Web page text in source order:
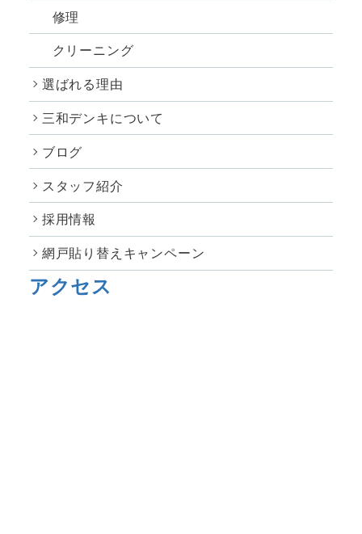
修理
クリーニング
選ばれる理由
三和デンキについて
ブログ
スタッフ紹介
採用情報
網戸貼り替えキャンペーン
アクセス